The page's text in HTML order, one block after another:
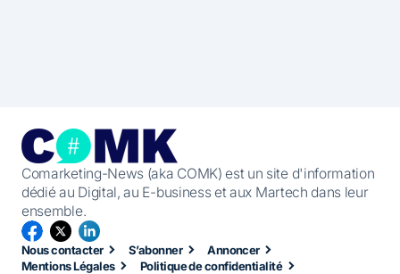
Comarketing-News (aka COMK) est un site d'information
dédié au Digital, au E-business et aux Martech dans leur
ensemble.
Nous contacter S’abonner
Annoncer
Mentions Légales
Politique de confidentialité